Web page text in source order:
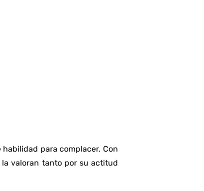
para complacer. Con
valoran tanto por su actitud